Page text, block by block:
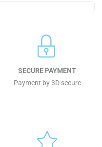
SECURE PAYMENT
Payment by 3D secure